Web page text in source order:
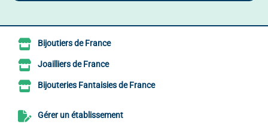
Bijoutiers de France
Joailliers de France
Bijouteries Fantaisies de France
Gérer un établissement